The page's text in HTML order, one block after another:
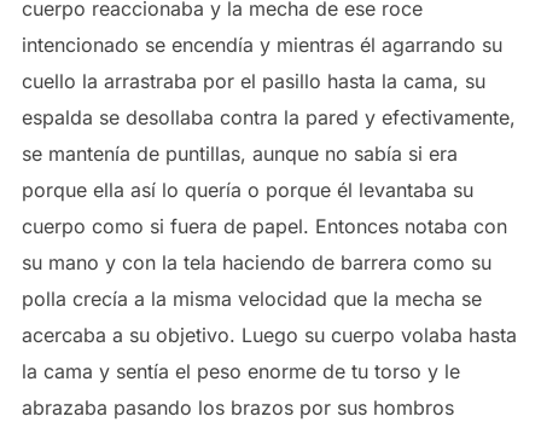
cuerpo reaccionaba y la mecha de ese roce
intencionado se encendía y mientras él agarrando su
cuello la arrastraba por el pasillo hasta la cama, su
espalda se desollaba contra la pared y efectivamente,
se mantenía de puntillas, aunque no sabía si era
porque ella así lo quería o porque él levantaba su
cuerpo como si fuera de papel. Entonces notaba con
su mano y con la tela haciendo de barrera como su
polla crecía a la misma velocidad que la mecha se
acercaba a su objetivo. Luego su cuerpo volaba hasta
la cama y sentía el peso enorme de tu torso y le
abrazaba pasando los brazos por sus hombros